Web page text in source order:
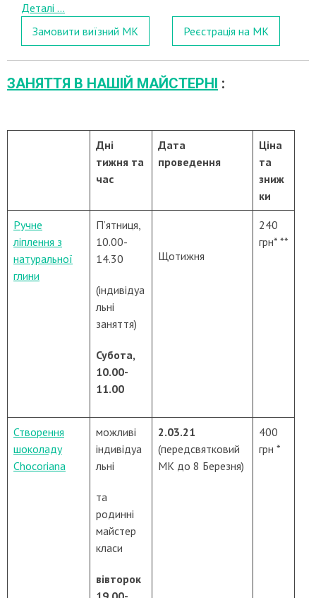
Деталі …
Замовити виїзний МК
Реєстрація на МК
ЗАНЯТТЯ В НАШІЙ МАЙСТЕРНІ :
Дні
тижня та
час
Дата
проведення
Ціна
та
зниж
ки
Ручне
ліплення з
натуральної
глини
П’ятниця,
10.00-
14.30
(індивідуа
льні
заняття)
Субота,
10.00-
11.00
Щотижня
240
грн* **
Створення
шоколаду
Chocoriana
можливі
індивідуа
льні
та
родинні
майстер
класи
вівторок
2.03.21
(передсвятковий
МК до 8 Березня)
400
грн *